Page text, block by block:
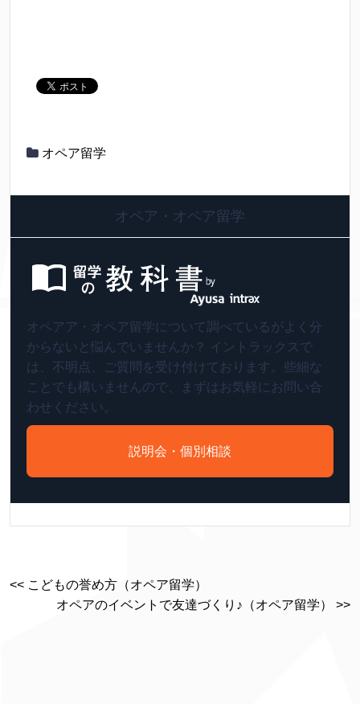
オペア留学
オペア・オペア留学
オペアア・オペア留学について調べているがよく分
からないと悩んでいませんか？ イントラックスで
は、不明点、ご質問を受け付けております。些細な
ことでも構いませんので、まずはお気軽にお問い合
わせください。
説明会・個別相談
<< こどもの誉め方（オペア留学）
オペアのイベントで友達づくり♪（オペア留学） >>